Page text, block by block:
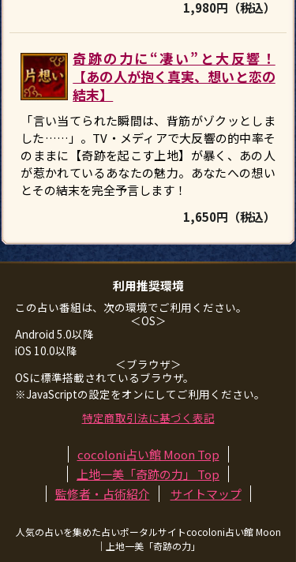
1,980円（税込）
奇跡の力に“凄い”と大反響！
【あの人が抱く真実、想いと恋の
結末】
「言い当てられた瞬間は、背筋がゾクッとしま
した……」。TV・メディアで大反響の的中率そ
のままに【奇跡を起こす上地】が暴く、あの人
が惹かれているあなたの魅力。あなたへの想い
とその結末を完全予言します！
1,650円（税込）
利用推奨環境
この占い番組は、次の環境でご利用ください。
＜OS＞
Android 5.0以降
iOS 10.0以降
＜ブラウザ＞
OSに標準搭載されているブラウザ。
※JavaScriptの設定をオンにしてご利用ください。
特定商取引法に基づく表記
cocoloni占い館 Moon Top
上地一美「奇跡の力」
Top
監修者・占術紹介
サイトマップ
人気の占いを集めた占いポータルサイトcocoloni占い館 Moon
｜ 上地一美「奇跡の力」